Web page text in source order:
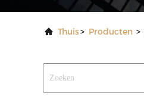
Thuis> Producten >